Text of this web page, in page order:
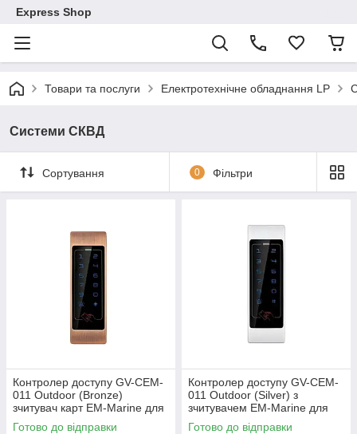
Express Shop
Товари та послуги Електротехнічне обладнання LP
Системи СКВД
Сортування 0 Фільтри
Контролер доступу GV-CEM-
011 Outdoor (Bronze)
зчитувач карт EM-Marine для
встановлення в приміщенні
Готово до відправки
Контролер доступу GV-CEM-
011 Outdoor (Silver) з
зчитувачем EM-Marine для
установок в приміщенні
Готово до відправки